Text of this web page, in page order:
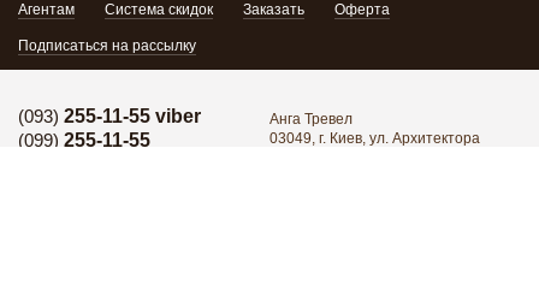
Агентам Система скидок Заказать Оферта
Подписаться на рассылку
(093) 255-11-55 viber
(099) 255-11-55
Анга Тревел
03049, г. Киев, ул. Архитектора